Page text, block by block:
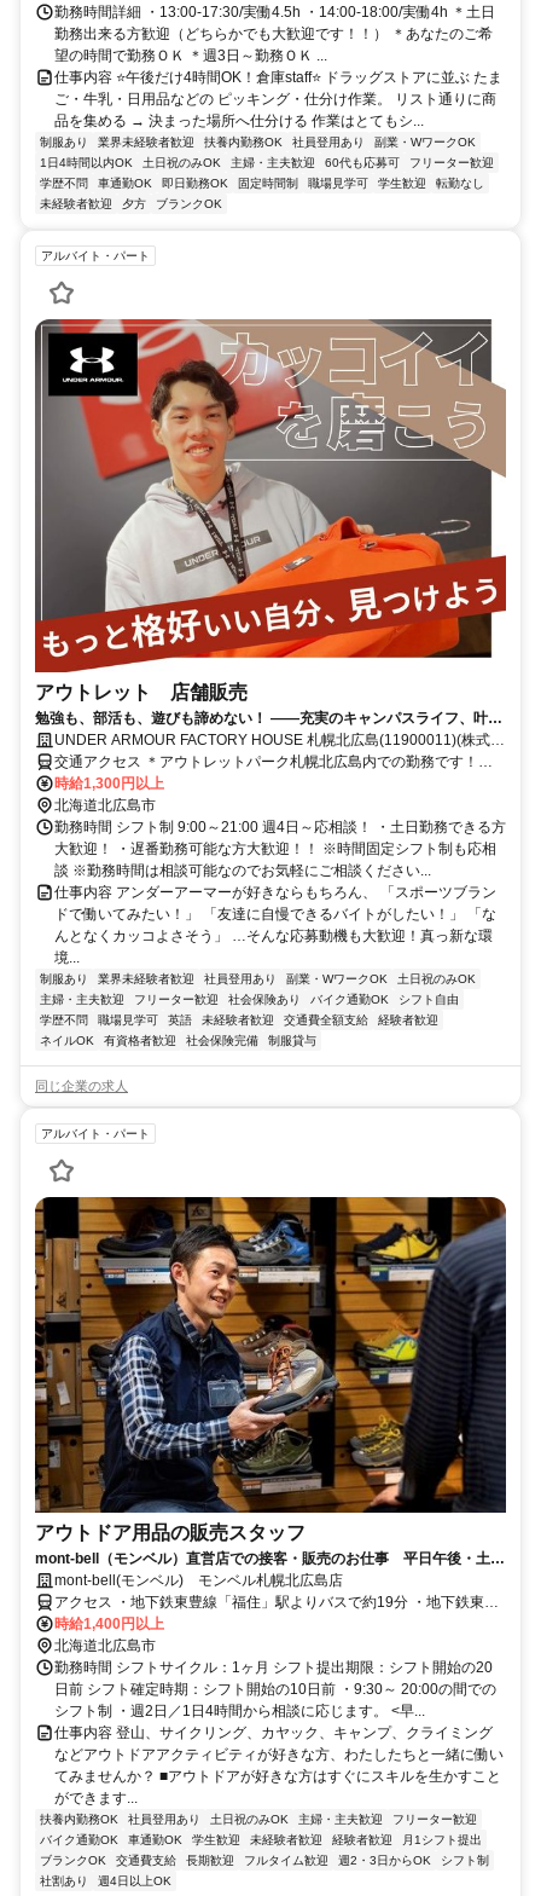
勤務時間詳細 ・13:00-17:30/実働4.5h ・14:00-18:00/実働4h ＊土日
勤務出来る方歓迎（どちらかでも大歓迎です！！） ＊あなたのご希
望の時間で勤務ＯＫ ＊週3日～勤務ＯＫ ...
仕事内容 ⭐午後だけ4時間OK！倉庫staff⭐ ドラッグストアに並ぶ たま
ご・牛乳・日用品などの ピッキング・仕分け作業。 リスト通りに商
品を集める → 決まった場所へ仕分ける 作業はとてもシ...
制服あり 業界未経験者歓迎 扶養内勤務OK 社員登用あり
副業・WワークOK
1日4時間以内OK
土日祝のみOK 主婦・主夫歓迎 60代も応募可
フリーター歓迎
学歴不問
車通勤OK 即日勤務OK 固定時間制 職場見学可 学生歓迎
転勤なし
未経験者歓迎
夕方 ブランクOK
アルバイト・パート
アウトレット 店舗販売
勉強も、部活も、遊びも諦めない！ ——充実のキャンパスライフ、叶え
ませんか？
UNDER ARMOUR FACTORY HOUSE 札幌北広島(11900011)(株式会
社ドーム)
交通アクセス ＊アウトレットパーク札幌北広島内での勤務です！
【交通アクセス】 「北広島IC」よりバス・車で300ｍ 「輪厚IC」よ
りバス・車で10分 ★車通勤OK！バイク通勤OK！（駐車場あり） ★
バス通勤の方は、入り時間ご相談に応じます！
時給1,300円以上
北海道北広島市
勤務時間 シフト制 9:00～21:00 週4日～応相談！ ・土日勤務できる方
大歓迎！ ・遅番勤務可能な方大歓迎！！ ※時間固定シフト制も応相
談 ※勤務時間は相談可能なのでお気軽にご相談ください...
仕事内容 アンダーアーマーが好きならもちろん、 「スポーツブラン
ドで働いてみたい！」 「友達に自慢できるバイトがしたい！」 「な
んとなくカッコよさそう」 …そんな応募動機も大歓迎！真っ新な環
境...
制服あり 業界未経験者歓迎 社員登用あり 副業・WワークOK
土日祝のみOK
主婦・主夫歓迎
フリーター歓迎 社会保険あり バイク通勤OK
シフト自由
学歴不問
職場見学可 英語 未経験者歓迎 交通費全額支給
経験者歓迎
ネイルOK
有資格者歓迎 社会保険完備 制服貸与
同じ企業の求人
アルバイト・パート
アウトドア用品の販売スタッフ
mont-bell（モンベル）直営店での接客・販売のお仕事 平日午後・土日
に働きたい方
mont-bell(モンベル) モンベル札幌北広島店
アクセス ・地下鉄東豊線「福住」駅よりバスで約19分 ・地下鉄東西
線「大谷地」駅よりバスで約25分 ・JR北広島駅よりバスで約25分
時給1,400円以上
北海道北広島市
勤務時間 シフトサイクル：1ヶ月 シフト提出期限：シフト開始の20
日前 シフト確定時期：シフト開始の10日前 ・9:30～ 20:00の間での
シフト制 ・週2日／1日4時間から相談に応じます。 <早...
仕事内容 登山、サイクリング、カヤック、キャンプ、クライミング
などアウトドアアクティビティが好きな方、わたしたちと一緒に働い
てみませんか？ ■アウトドアが好きな方はすぐにスキルを生かすこと
ができます...
扶養内勤務OK 社員登用あり 土日祝のみOK 主婦・主夫歓迎
フリーター歓迎
バイク通勤OK
車通勤OK 学生歓迎 未経験者歓迎 経験者歓迎
月1シフト提出
ブランクOK
交通費支給 長期歓迎 フルタイム歓迎 週2・3日からOK
シフト制
社割あり
週4日以上OK